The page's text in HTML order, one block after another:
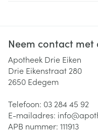
Neem contact met
Apotheek Drie Eiken
Drie Eikenstraat 280
2650 Edegem
Telefoon: 03 284 45 92
E-mailadres: info@
APB nummer: 111913